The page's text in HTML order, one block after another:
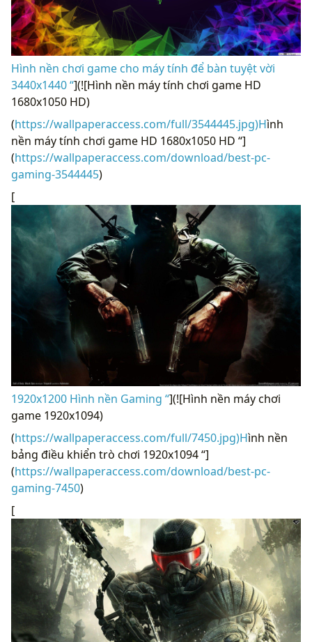
Hình nền chơi game cho máy tính để bàn tuyệt vời
3440x1440 “](![Hình nền máy tính chơi game HD
1680x1050 HD)
(https://wallpaperaccess.com/full/3544445.jpg)Hình
nền máy tính chơi game HD 1680x1050 HD “]
(https://wallpaperaccess.com/download/best-pc-
gaming-3544445)
[
1920x1200 Hình nền Gaming “](![Hình nền máy chơi
game 1920x1094)
(https://wallpaperaccess.com/full/7450.jpg)Hình nền
bảng điều khiển trò chơi 1920x1094 “]
(https://wallpaperaccess.com/download/best-pc-
gaming-7450)
[